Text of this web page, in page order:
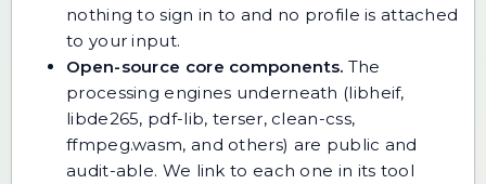
nothing to sign in to and no profile is attached
to your input.
Open-source core components. The
processing engines underneath (libheif,
libde265, pdf-lib, terser, clean-css,
ffmpeg.wasm, and others) are public and
audit-able. We link to each one in its tool